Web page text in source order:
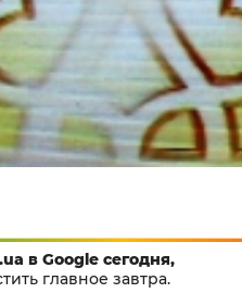
в Google сегодня,
главное завтра.